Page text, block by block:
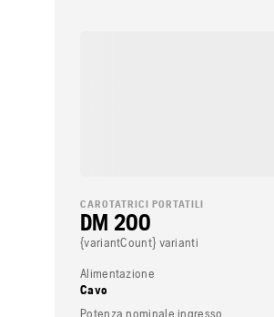
CAROTATRICI PORTATILI
DM 200
{variantCount} varianti
Alimentazione
Cavo
Potenza nominale ingresso